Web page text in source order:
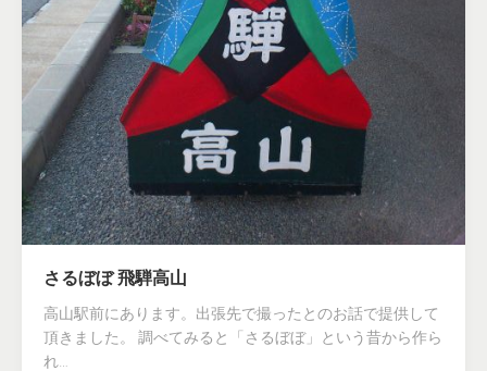
さるぼぼ 飛騨高山
高山駅前にあります。出張先で撮ったとのお話で提供して
頂きました。 調べてみると「さるぼぼ」という昔から作ら
れ…